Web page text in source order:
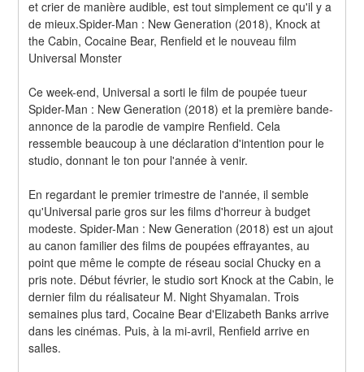
et crier de manière audible, est tout simplement ce qu'il y a
de mieux.Spider-Man : New Generation (2018), Knock at
the Cabin, Cocaine Bear, Renfield et le nouveau film
Universal Monster
Ce week-end, Universal a sorti le film de poupée tueur
Spider-Man : New Generation (2018) et la première bande-
annonce de la parodie de vampire Renfield. Cela
ressemble beaucoup à une déclaration d'intention pour le
studio, donnant le ton pour l'année à venir.
En regardant le premier trimestre de l'année, il semble
qu'Universal parie gros sur les films d'horreur à budget
modeste. Spider-Man : New Generation (2018) est un ajout
au canon familier des films de poupées effrayantes, au
point que même le compte de réseau social Chucky en a
pris note. Début février, le studio sort Knock at the Cabin, le
dernier film du réalisateur M. Night Shyamalan. Trois
semaines plus tard, Cocaine Bear d'Elizabeth Banks arrive
dans les cinémas. Puis, à la mi-avril, Renfield arrive en
salles.